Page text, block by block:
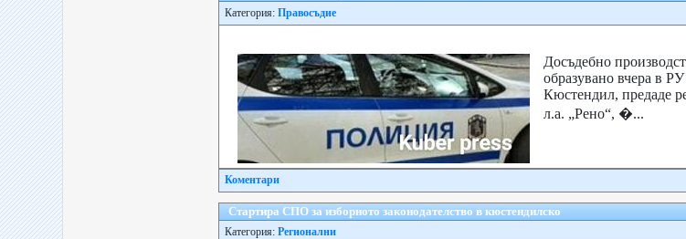
Категория: Правосъдие
Досъдебно
образувано вчера в
Кюстендил, предаде
л.а. „Рено“, �...
Коментари
Стартира СПО за изборното законодателство в кюстендилско
Категория: Регионални